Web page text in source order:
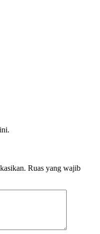
Ruas yang wajib